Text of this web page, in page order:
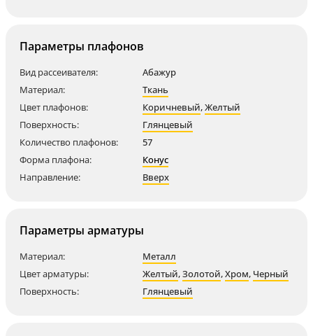
Параметры плафонов
Вид рассеивателя:
Абажур
Материал:
Ткань
Цвет плафонов:
Коричневый,Желтый
Поверхность:
Глянцевый
Количество плафонов:
57
Форма плафона:
Конус
Направление:
Вверх
Параметры арматуры
Материал:
Металл
Цвет арматуры:
Желтый,Золотой,Хром, Черный
Поверхность:
Глянцевый